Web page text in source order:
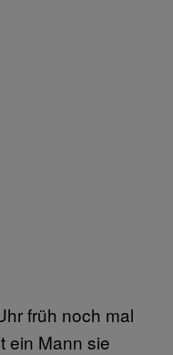
früh noch mal
ein Mann sie